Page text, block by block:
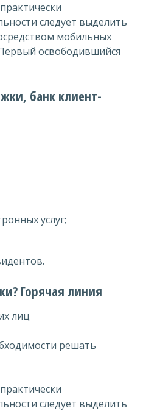
следует выделить
мобильных
освободившийся
банк клиент-
услуг;
Горячая линия
лиц
решать
следует выделить